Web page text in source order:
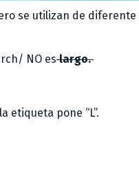
se utilizan de
NO eslargo.
etiqueta pone “L”.